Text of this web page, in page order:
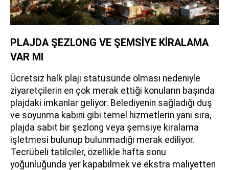
PLAJDA ŞEZLONG VE ŞEMSİYE KİRALAMA
VAR MI
Ücretsiz halk plajı statüsünde olması nedeniyle
ziyaretçilerin en çok merak ettiği konuların başında
plajdaki imkanlar geliyor. Belediyenin sağladığı duş
ve soyunma kabini gibi temel hizmetlerin yanı sıra,
plajda sabit bir şezlong veya şemsiye kiralama
işletmesi bulunup bulunmadığı merak ediliyor.
Tecrübeli tatilciler, özellikle hafta sonu
yoğunluğunda yer kapabilmek ve ekstra maliyetten